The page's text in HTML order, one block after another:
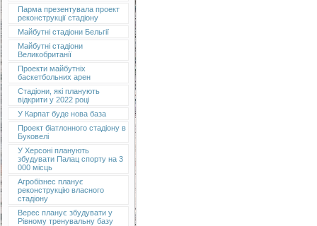
Парма презентувала проект
реконструкції стадіону
Майбутні стадіони Бельгії
Майбутні стадіони
Великобританії
Проекти майбутніх
баскетбольних арен
Стадіони, які планують
відкрити у 2022 році
У Карпат буде нова база
Проект біатлонного стадіону в
Буковелі
У Херсоні планують
збудувати Палац спорту на 3
000 місць
Агробізнес планує
реконструкцію власного
стадіону
Верес планує збудувати у
Рівному тренувальну базу